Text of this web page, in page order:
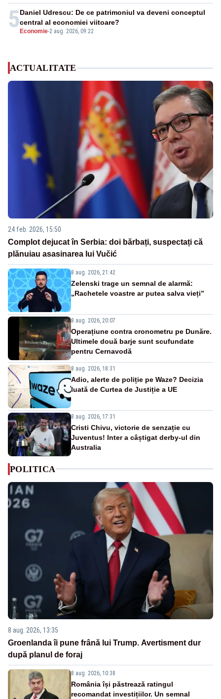
5 Economie-2 aug. 2026, 09:22
Daniel Udrescu: De ce patrimoniul va deveni conceptul
central al economiei viitoare?
ACTUALITATE
24 feb. 2026, 15:50
Complot dejucat în Serbia: doi bărbați, suspectați că
plănuiau asasinarea lui Vučić
8 aug. 2026, 21:42
Zelenski trage un semnal de alarmă:
„Rachetele voastre ar putea salva vieți”
8 aug. 2026, 20:07
Operațiune contra cronometru pe Dunăre.
Ultimele două barje sunt scufundate
pentru Cernavodă
8 aug. 2026, 18:31
Adio, alerte de poliție pe Waze? Decizia
luată de Curtea de Justiție a UE
8 aug. 2026, 17:31
Cristi Chivu, victorie de senzație cu
Juventus! Inter a câștigat derby-ul din
Australia
POLITICA
8 aug. 2026, 13:35
Groenlanda îi pune frână lui Trump. Avertisment dur
după planul de foraj
8 aug. 2026, 10:38
România își păstrează ratingul
recomandat investițiilor. Un semnal